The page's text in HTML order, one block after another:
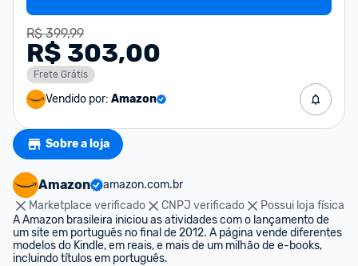
R$ 399,99
R$ 303,00
Frete Grátis
Vendido por: Amazon
Sobre a loja
Amazon
amazon.com.br
Marketplace verificado
CNPJ verificado
Possui loja física
A Amazon brasileira iniciou as atividades com o lançamento de
um site em português no final de 2012. A página vende diferentes
modelos do Kindle, em reais, e mais de um milhão de e-books,
incluindo títulos em português.